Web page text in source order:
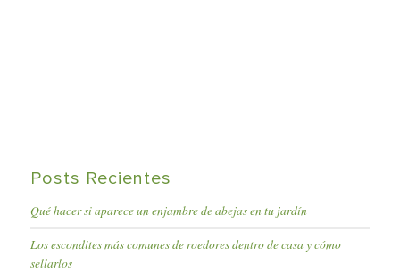
Posts Recientes
Qué hacer si aparece un enjambre de abejas en tu jardín
Los escondites más comunes de roedores dentro de casa y cómo
sellarlos